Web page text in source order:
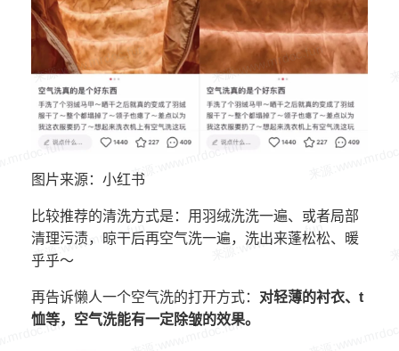
图片来源：小红书
比较推荐的清洗方式是：用羽绒洗洗一遍、或者局部
清理污渍，晾干后再空气洗一遍，洗出来蓬松松、暖
乎乎～
再告诉懒人一个空气洗的打开方式： 对轻薄的衬衣、t
恤等，空气洗能有一定除皱的效果。